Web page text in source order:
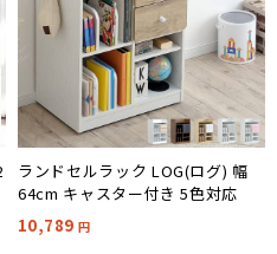
ランドセルラック LOG(ログ) 幅
64cm キャスター付き 5色対応
10,789 円